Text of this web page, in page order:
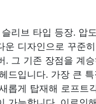
리브 타입 등장. 압
운 디자인으로 꾸준
. 그 기존 장점을 계
드입니다. 가장 큰
롭게 탑재해 로프트